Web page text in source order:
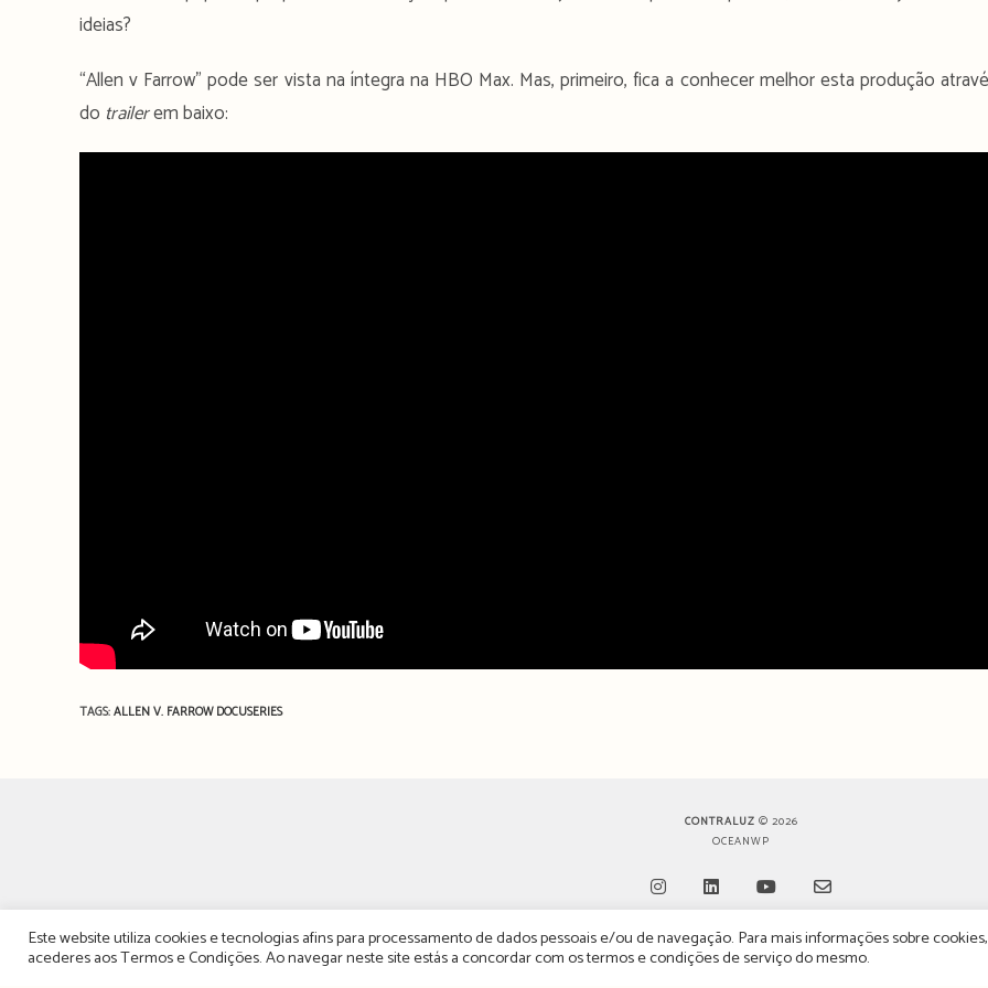
ideias?
“Allen v Farrow” pode ser vista na íntegra na HBO Max. Mas, primeiro, fica a conhecer melhor esta produção
do trailerem baixo:
TAGS:ALLEN V. FARROWDOCUSERIES
CONTRALUZ © 2026
OCEANWP
Opens Opens Opens Opens
Este website utiliza cookies e tecnologias afins para processamento de dados pessoais e/ou de navegação. Para mais informações sobre
acederes aosTermos e Condições. Ao navegar neste site estás a concordar com os termos e condições de serviço do mesmo.